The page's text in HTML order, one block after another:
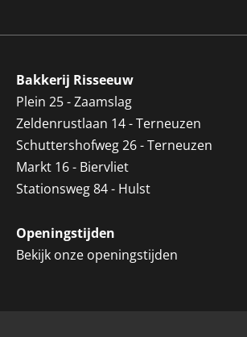
Bakkerij Risseeuw
Plein 25 - Zaamslag
Zeldenrustlaan 14 - Terneuzen
Schuttershofweg 26 - Terneuzen
Markt 16 - Biervliet
Stationsweg 84 - Hulst
Openingstijden
Bekijk onze openingstijden